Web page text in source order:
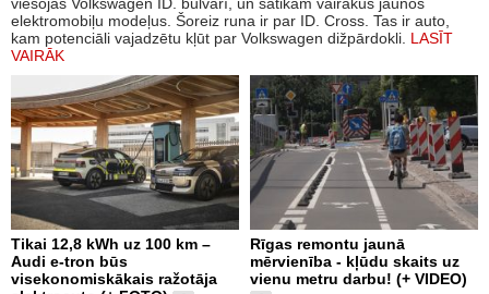
elektromobiļu modeļus. Šoreiz runa ir par ID. Cross. Tas ir auto,
kam potenciāli vajadzētu kļūt par Volkswagen dižpārdokli. LASĪT
VAIRĀK
Tikai 12,8 kWh uz 100 km –
Audi e-tron būs
visekonomiskākais ražotāja
Rīgas remontu jaunā
mērvienība - kļūdu skaits uz
vienu metru darbu! (+ VIDEO)